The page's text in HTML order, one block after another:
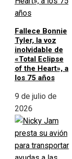
Fallece Bonnie
Tyler, la voz
inolvidable de
«Total Eclipse
of the Heart», a
los 75 años
9 de julio de
2026